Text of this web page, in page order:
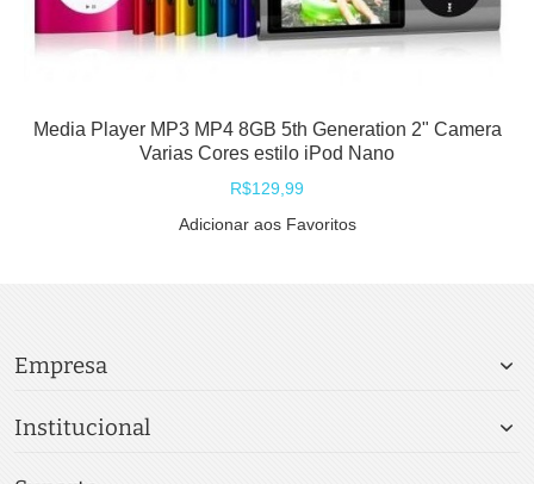
Media Player MP3 MP4 8GB 5th Generation 2" Camera
Varias Cores estilo iPod Nano
R$129,99
Adicionar aos Favoritos
Empresa
Institucional